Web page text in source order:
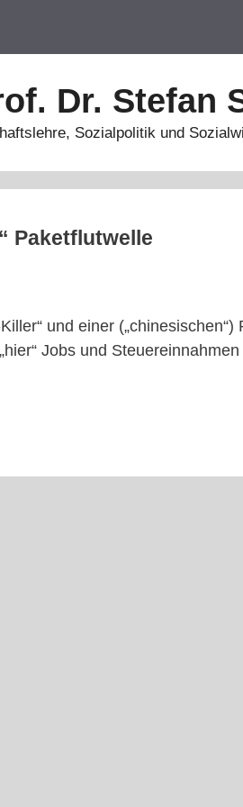
Dr. Stefan
Sozialpolitik und
Paketflutwelle
und einer
Jobs und